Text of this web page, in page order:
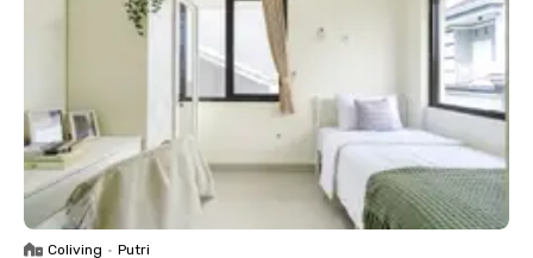
Coliving • Putri